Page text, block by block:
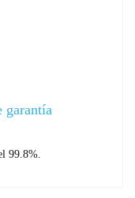
garantía
99.8%.